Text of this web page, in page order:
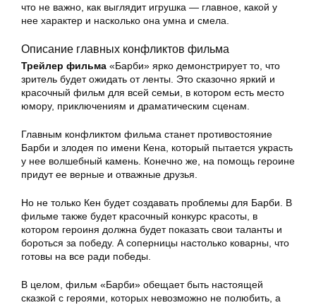
что не важно, как выглядит игрушка — главное, какой у
нее характер и насколько она умна и смела.
Описание главных конфликтов фильма
Трейлер фильма «Барби» ярко демонстрирует то, что
зритель будет ожидать от ленты. Это сказочно яркий и
красочный фильм для всей семьи, в котором есть место
юмору, приключениям и драматическим сценам.
Главным конфликтом фильма станет противостояние
Барби и злодея по имени Кена, который пытается украсть
у нее волшебный камень. Конечно же, на помощь героине
придут ее верные и отважные друзья.
Но не только Кен будет создавать проблемы для Барби. В
фильме также будет красочный конкурс красоты, в
котором героиня должна будет показать свои таланты и
бороться за победу. А соперницы настолько коварны, что
готовы на все ради победы.
В целом, фильм «Барби» обещает быть настоящей
сказкой с героями, которых невозможно не полюбить, а